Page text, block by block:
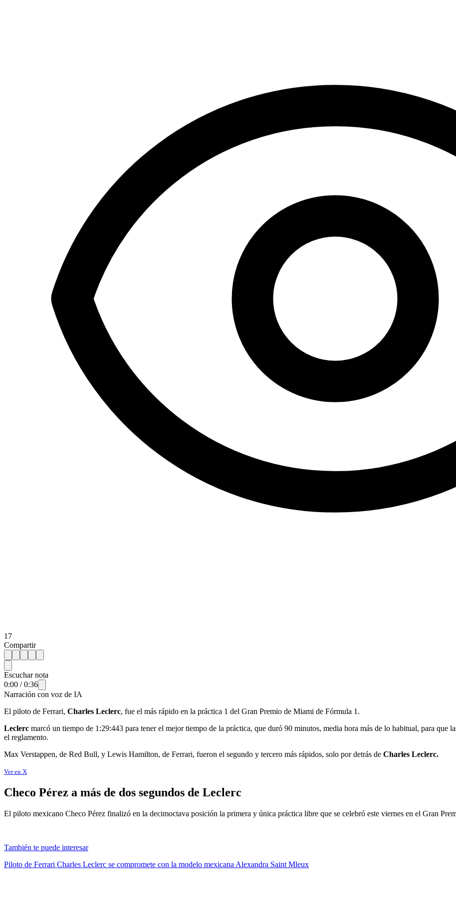
17
Compartir
Escuchar nota
0:00 /0:36
Narración con voz de IA
El piloto de Ferrari, Charles Leclerc, fue el más rápido en la práctica 1 del Gran Premio de Miami de Fórmula 1.
Leclerc marcó un tiempo de 1:29:443 para tener el mejor tiempo de la práctica, que duró 90 minutos, media hora más de lo habitual, para que
el reglamento.
Max Verstappen, de Red Bull, y Lewis Hamilton, de Ferrari, fueron el segundo y tercero más rápidos, solo por detrás de Charles Leclerc.
Ver en X
Checo Pérez a más de dos segundos de Leclerc
El piloto mexicano Checo Pérez finalizó en la decimoctava posición la primera y única práctica libre que se celebró este viernes en el Gran
También te puede interesar
Piloto de Ferrari Charles Leclerc se compromete con la modelo mexicana Alexandra Saint Mleux